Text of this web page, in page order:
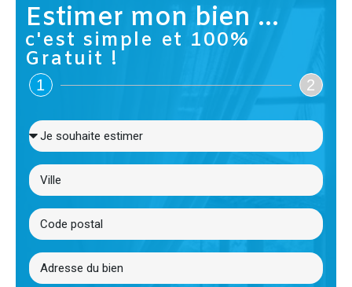
Estimer mon bien ...
c'est simple et 100%
Gratuit !
1 2